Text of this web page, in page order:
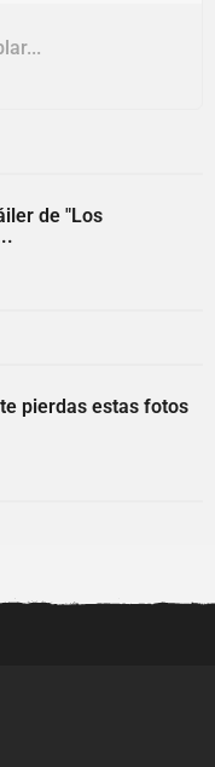
de "Los
pierdas estas fotos